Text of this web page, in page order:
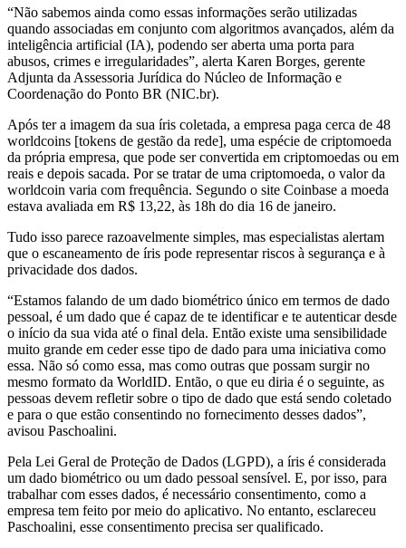
“Não sabemos ainda como essas informações serão utilizadas
quando associadas em conjunto com algoritmos avançados, além da
inteligência artificial (IA), podendo ser aberta uma porta para
abusos, crimes e irregularidades”, alerta Karen Borges, gerente
Adjunta da Assessoria Jurídica do Núcleo de Informação e
Coordenação do Ponto BR (NIC.br).
Após ter a imagem da sua íris coletada, a empresa paga cerca de 48
worldcoins [tokens de gestão da rede], uma espécie de criptomoeda
da própria empresa, que pode ser convertida em criptomoedas ou em
reais e depois sacada. Por se tratar de uma criptomoeda, o valor da
worldcoin varia com frequência. Segundo o site Coinbase a moeda
estava avaliada em R$ 13,22, às 18h do dia 16 de janeiro.
Tudo isso parece razoavelmente simples, mas especialistas alertam
que o escaneamento de íris pode representar riscos à segurança e à
privacidade dos dados.
“Estamos falando de um dado biométrico único em termos de dado
pessoal, é um dado que é capaz de te identificar e te autenticar desde
o início da sua vida até o final dela. Então existe uma sensibilidade
muito grande em ceder esse tipo de dado para uma iniciativa como
essa. Não só como essa, mas como outras que possam surgir no
mesmo formato da WorldID. Então, o que eu diria é o seguinte, as
pessoas devem refletir sobre o tipo de dado que está sendo coletado
e para o que estão consentindo no fornecimento desses dados”,
avisou Paschoalini.
Pela Lei Geral de Proteção de Dados (LGPD), a íris é considerada
um dado biométrico ou um dado pessoal sensível. E, por isso, para
trabalhar com esses dados, é necessário consentimento, como a
empresa tem feito por meio do aplicativo. No entanto, esclareceu
Paschoalini, esse consentimento precisa ser qualificado.